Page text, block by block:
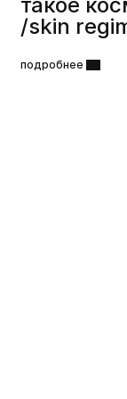
/skin
подробнее